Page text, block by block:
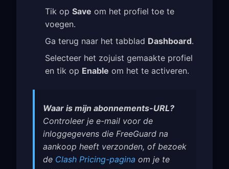
Tik op Save om het profiel toe te
voegen.
Ga terug naar het tabblad Dashboard.
Selecteer het zojuist gemaakte profiel
en tik op Enable om het te activeren.
Waar is mijn abonnements-URL?
Controleer je e-mail voor de
inloggegevens die FreeGuard na
aankoop heeft verzonden, of bezoek
de Clash Pricing-pagina om je te